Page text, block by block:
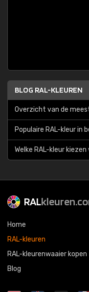
BLOG RAL-KLEUREN
Overzicht van de
Populaire RAL-kleur in
Welke RAL-kleur
RAL
Home
RAL-kleuren
RAL-kleurenwaaier kopen
Blog